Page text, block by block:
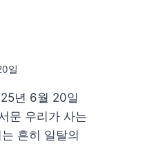
일
년 6월 20일
문 우리가 사는
흔히 일탈의